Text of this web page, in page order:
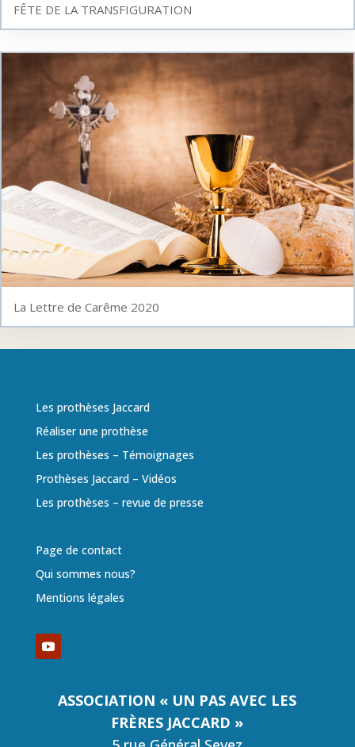
FÊTE DE LA TRANSFIGURATION
La Lettre de Carême 2020
Les prothèses Jaccard
Réaliser une prothèse
Les prothèses – Témoignages
Prothèses Jaccard – Vidéos
Les prothèses – revue de presse
Page de contact
Qui sommes nous?
Mentions légales
ASSOCIATION « UN PAS AVEC LES
FRÈRES JACCARD »